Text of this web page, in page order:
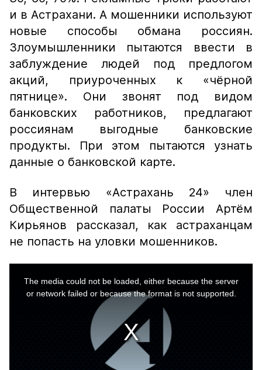
и в Астрахани. А мошенники используют
новые способы обмана россиян.
Злоумышленники пытаются ввести в
заблуждение людей под предлогом
акций, приуроченных к «чёрной
пятнице». Они звонят под видом
банковских работников, предлагают
россиянам выгодные банковские
продукты. При этом пытаются узнать
данные о банковской карте.
В интервью «Астрахань 24» член
Общественной палаты России Артём
Кирьянов рассказал, как астраханцам
не попасть на уловки мошенников.
The media could not be loaded, either because the server
or network failed or because the format is not supported.